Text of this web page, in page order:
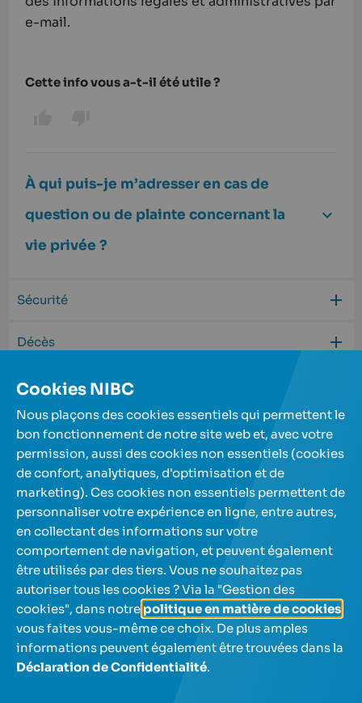
e-mail.
Cette info vous a-t-il été utile ?
À qui puis-je m’adresser en cas de
question ou de plainte concernant la
vie privée ?
Sécurité
Décès
Concepts bancaires
Nos comptes d'épargne
A propos de nous
Aide et contact
NL FR
Cookies NIBC
Nous plaçons des cookies essentiels qui permettent le
bon fonctionnement de notre site web et, avec votre
permission, aussi des cookies non essentiels (cookies
de confort, analytiques, d'optimisation et de
marketing). Ces cookies non essentiels permettent de
personnaliser votre expérience en ligne, entre autres,
en collectant des informations sur votre
comportement de navigation, et peuvent également
être utilisés par des tiers. Vous ne souhaitez pas
autoriser tous les cookies ? Via la "Gestion des
cookies", dans notre politique en matière de cookies
vous faites vous-même ce choix. De plus amples
informations peuvent également être trouvées dans la
Déclaration de Confidentialité.